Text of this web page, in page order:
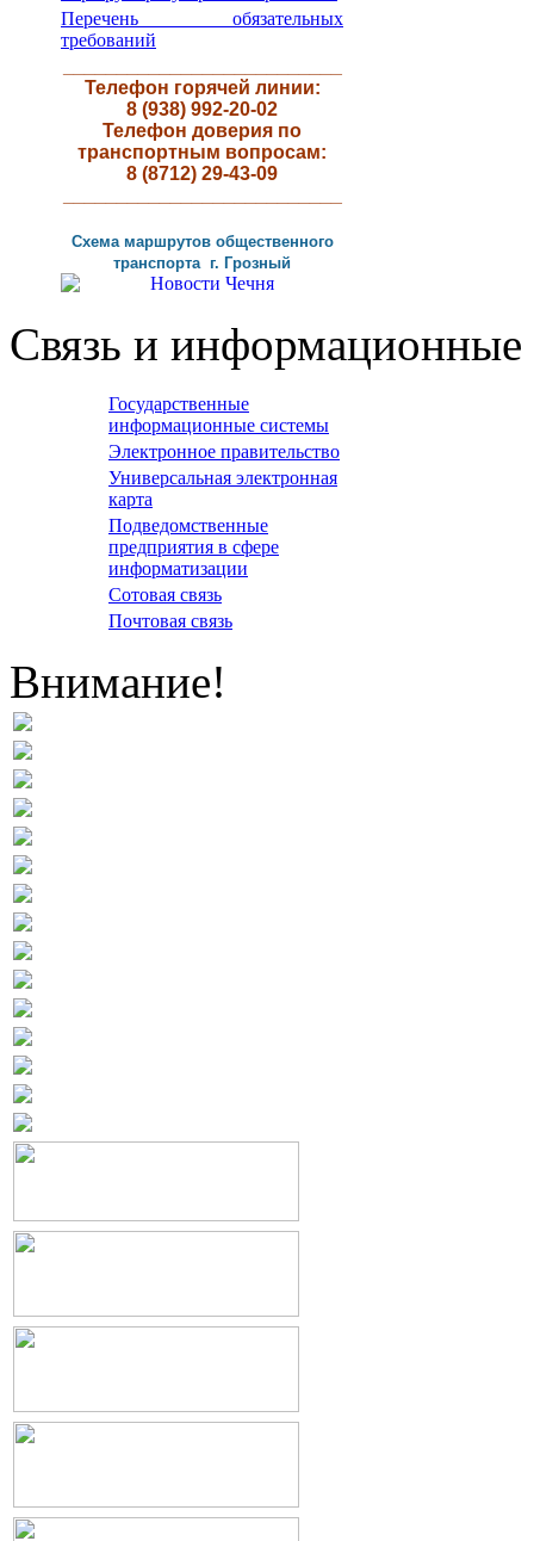
Перечень обязательных
требований
Телефон горячей линии:
8 (938) 992-20-02
Телефон доверия по
транспортным вопросам:
8 (8712) 29-43-09
Схема маршрутов общественного
транспорта г. Грозный
Связь и информационные
Государственные
информационные системы
Электронное правительство
Универсальная электронная
карта
Подведомственные
предприятия в сфере
информатизации
Сотовая связь
Почтовая связь
Внимание!